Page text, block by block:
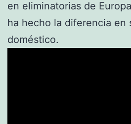
en eliminatorias de
ha hecho la diferencia en
doméstico.